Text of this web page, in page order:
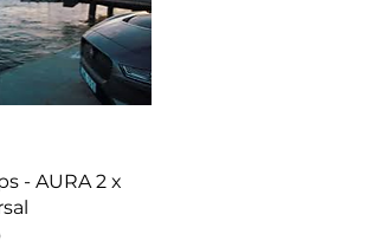
nhanh
- AURA 2 x